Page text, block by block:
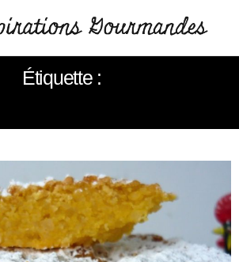
Étiquette :